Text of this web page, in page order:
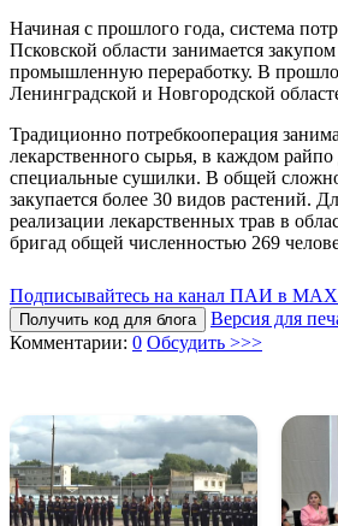
Начиная с прошлого года, система
Псковской области занимается
промышленную переработку. В
Ленинградской и Новгородской
Традиционно потребкооперация
лекарственного сырья, в каждом
специальные сушилки. В общей
закупается более 30 видов растений.
реализации лекарственных трав в
бригад общей численностью 269
Подписывайтесь на канал ПАИ в MAХ
Получить код для блога
Версия для
Комментарии: 0 Обсудить >>>